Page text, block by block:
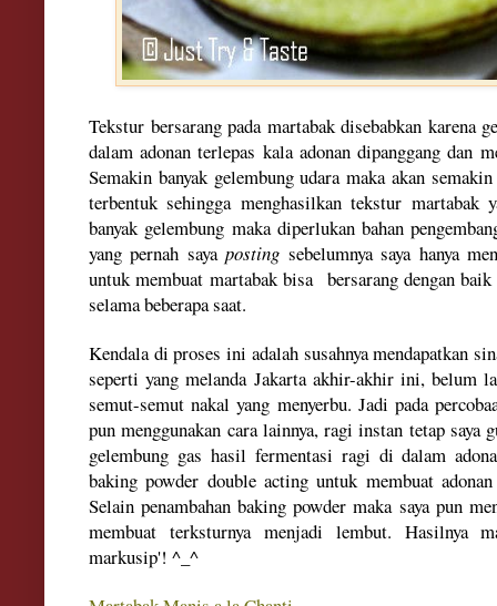
Tekstur bersarang pada martabak disebabkan karena
dalam adonan terlepas kala adonan dipanggang dan
Semakin banyak gelembung udara maka akan
terbentuk sehingga menghasilkan tekstur martabak
banyak gelembung maka diperlukan bahan
yang pernah sayaposting sebelumnya saya hanya
untuk membuat martabak bisa bersarang dengan
selama beberapa saat.
Kendala di proses ini adalah susahnya mendapatkan
seperti yang melanda Jakarta akhir-akhir ini, belum
semut-semut nakal yang menyerbu. Jadi pada
pun menggunakan cara lainnya, ragi instan tetap saya
gelembung gas hasil fermentasi ragi di dalam
baking powder double acting untuk membuat
Selain penambahan baking powder maka saya pun
membuat terksturnya menjadi lembut. Hasilnya
markusip'! ^_^